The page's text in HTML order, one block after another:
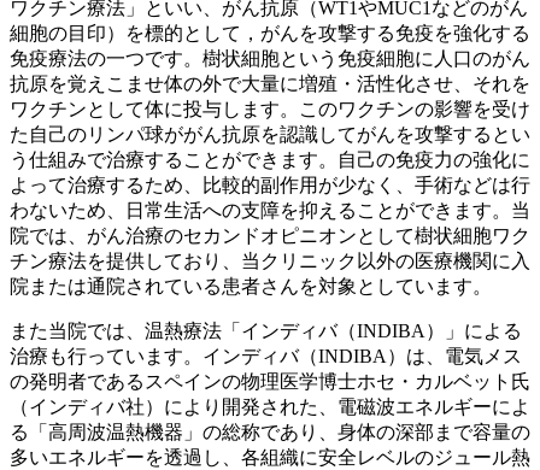
ワクチン療法」といい、がん抗原（WT1やMUC1などのがん
細胞の目印）を標的として，がんを攻撃する免疫を強化する
免疫療法の一つです。樹状細胞という免疫細胞に人口のがん
抗原を覚えこませ体の外で大量に増殖・活性化させ、それを
ワクチンとして体に投与します。このワクチンの影響を受け
た自己のリンパ球ががん抗原を認識してがんを攻撃するとい
う仕組みで治療することができます。自己の免疫力の強化に
よって治療するため、比較的副作用が少なく、手術などは行
わないため、日常生活への支障を抑えることができます。当
院では、がん治療のセカンドオピニオンとして樹状細胞ワク
チン療法を提供しており、当クリニック以外の医療機関に入
院または通院されている患者さんを対象としています。
また当院では、温熱療法「インディバ（INDIBA）」による
治療も行っています。インディバ（INDIBA）は、電気メス
の発明者であるスペインの物理医学博士ホセ・カルベット氏
（インディバ社）により開発された、電磁波エネルギーによ
る「高周波温熱機器」の総称であり、身体の深部まで容量の
多いエネルギーを透過し、各組織に安全レベルのジュール熱